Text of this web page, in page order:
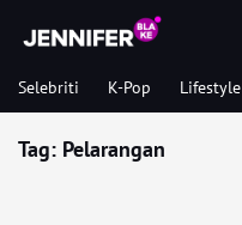
Selebriti K-Pop Lifestyle
Tag: Pelarangan